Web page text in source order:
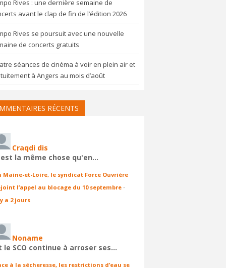
Rives : une dernière semaine de
avant le clap de fin de l’édition 2026
Rives se poursuit avec une nouvelle
de concerts gratuits
séances de cinéma à voir en plein air et
à Angers au mois d’août
RÉCENTS
Craqdi dis
la même chose qu'en…
Maine-et-Loire, le syndicat Force Ouvrière
l’appel au blocage du 10 septembre ·
a 2 jours
Noname
le SCO continue à arroser ses…
à la sécheresse, les restrictions d’eau se